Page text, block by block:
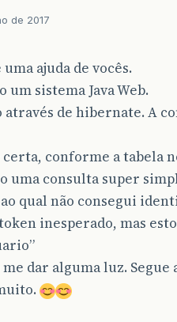
de 2017
ajuda de vocês.
um sistema Java Web.
de hibernate. A
conforme a tabela
uma consulta super
qual não consegui
inesperado, mas
dar alguma luz.